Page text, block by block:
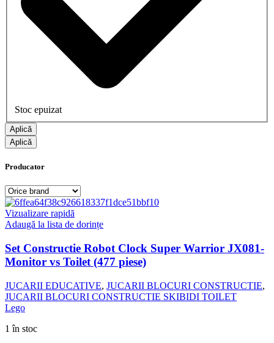
Stoc epuizat
Aplică
Aplică
Producator
Vizualizare rapidă
Adaugă la lista de dorințe
Set Constructie Robot Clock Super Warrior JX081-
Monitor vs Toilet (477 piese)
JUCARII EDUCATIVE, JUCARII BLOCURI CONSTRUCTIE,
JUCARII BLOCURI CONSTRUCTIE SKIBIDI TOILET
Lego
1 în stoc